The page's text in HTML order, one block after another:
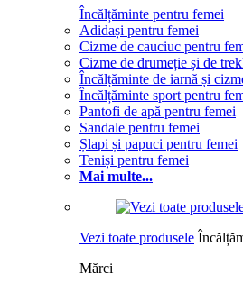
Încălțăminte pentru femei
Adidași pentru femei
Cizme de cauciuc pentru
Cizme de drumeție și de
Încălțăminte de iarnă și
Încălțăminte sport pentru
Pantofi de apă pentru femei
Sandale pentru femei
Șlapi și papuci pentru femei
Teniși pentru femei
Mai multe...
Vezi toate produsele
Mărci